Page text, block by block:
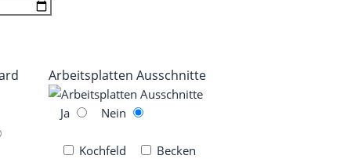
Arbeits­plat­ten Ausschnitte
Ja Nein
Koch­feld
Becken